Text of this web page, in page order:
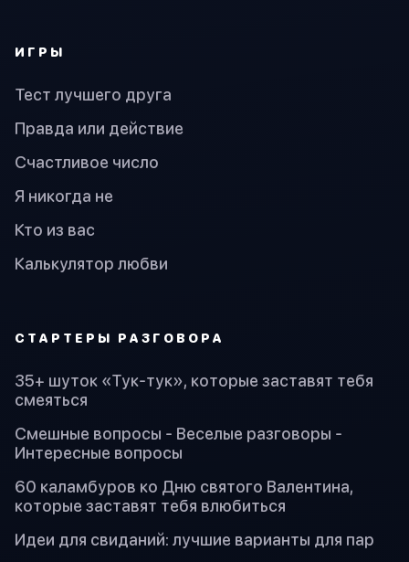
ИГРЫ
Тест лучшего друга
Правда или действие
Счастливое число
Я никогда не
Кто из вас
Калькулятор любви
СТАРТЕРЫ РАЗГОВОРА
35+ шуток «Тук-тук», которые заставят тебя
смеяться
Смешные вопросы - Веселые разговоры -
Интересные вопросы
60 каламбуров ко Дню святого Валентина,
которые заставят тебя влюбиться
Идеи для свиданий: лучшие варианты для пар